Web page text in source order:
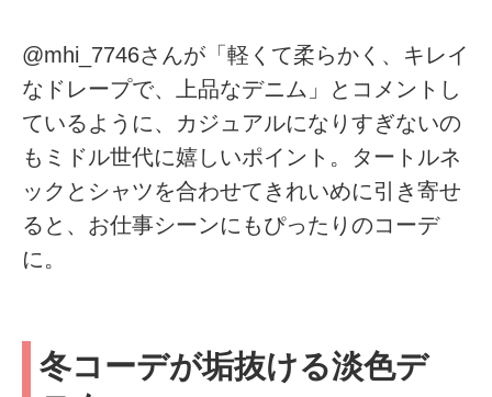
@mhi_7746さんが「軽くて柔らかく、キレイ
なドレープで、上品なデニム」とコメントし
ているように、カジュアルになりすぎないの
もミドル世代に嬉しいポイント。タートルネ
ックとシャツを合わせてきれいめに引き寄せ
ると、お仕事シーンにもぴったりのコーデ
に。
冬コーデが垢抜ける淡色デ